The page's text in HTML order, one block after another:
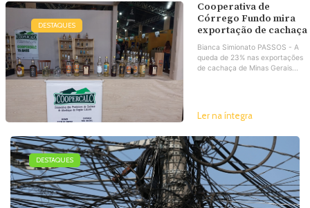
DESTAQUES
Cooperativa de
Córrego Fundo mira
exportação de cachaça
Bianca Simionato PASSOS - A
queda de 23% nas exportações
de cachaça de Minas Gerais...
Ler na íntegra
DESTAQUES